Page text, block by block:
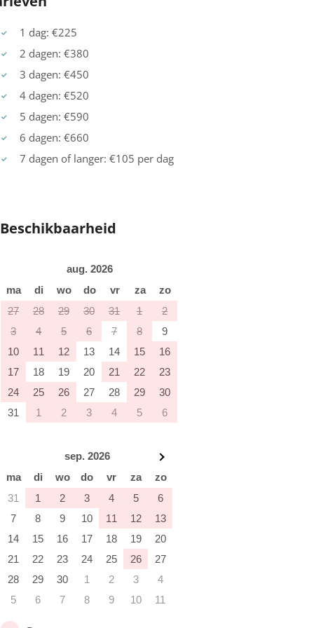
1 dag: €225
2 dagen: €380
3 dagen: €450
4 dagen: €520
5 dagen: €590
6 dagen: €660
7 dagen of langer: €105 per dag
Beschikbaarheid
aug. 2026
ma
di wo do vr za
zo
27
28 29 30 31 1
2
3
4 5 6 7 8
9
10
11 12 13 14 15
16
17
18 19 20 21 22
23
24
25 26 27 28 29
30
31
1 2 3 4 5 6
sep. 2026
ma
di wo do vr za
zo
31
1 2 3 4 5
6
7
8 9 10 11 12
13
14
15 16 17 18 19
20
21
22 23 24 25 26
27
28
29 30 1 2 3
4
5
6 7 8 9 10 11